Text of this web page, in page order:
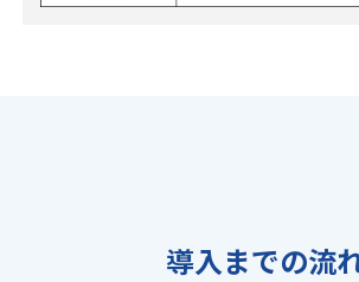
導入までの流